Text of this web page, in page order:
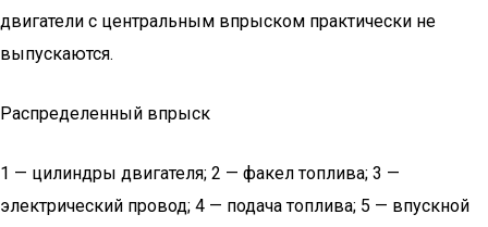
двигатели с центральным впрыском практически не
выпускаются.
Распределенный впрыск
1 — цилиндры двигателя; 2 — факел топлива; 3 —
электрический провод; 4 — подача топлива; 5 — впускной